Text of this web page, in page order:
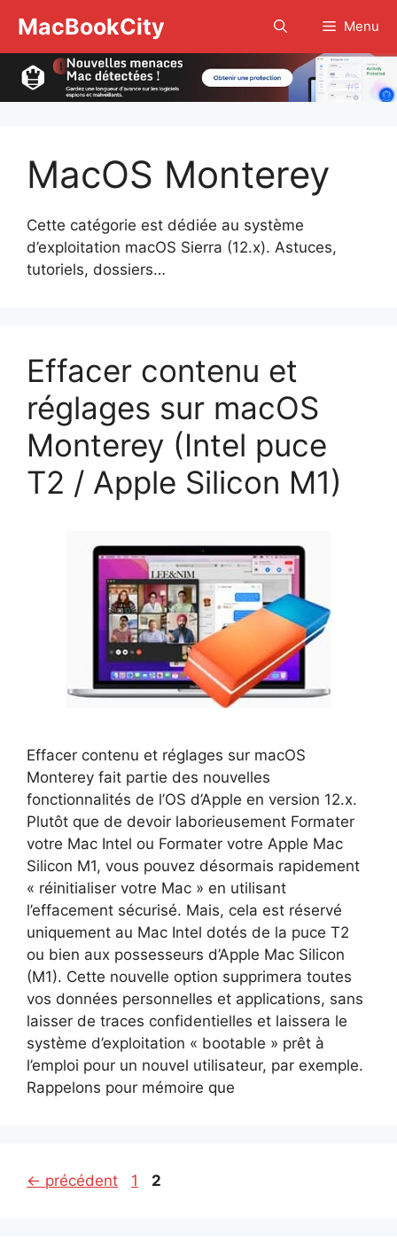
contenu
MacBookCity Menu
MacOS Monterey
Cette catégorie est dédiée au système
d’exploitation macOS Sierra (12.x). Astuces,
tutoriels, dossiers…
Effacer contenu et
réglages sur macOS
Monterey (Intel puce
T2 / Apple Silicon M1)
Effacer contenu et réglages sur macOS
Monterey fait partie des nouvelles
fonctionnalités de l’OS d’Apple en version 12.x.
Plutôt que de devoir laborieusement Formater
votre Mac Intel ou Formater votre Apple Mac
Silicon M1, vous pouvez désormais rapidement
« réinitialiser votre Mac » en utilisant
l’effacement sécurisé. Mais, cela est réservé
uniquement au Mac Intel dotés de la puce T2
ou bien aux possesseurs d’Apple Mac Silicon
(M1). Cette nouvelle option supprimera toutes
vos données personnelles et applications, sans
laisser de traces confidentielles et laissera le
système d’exploitation « bootable » prêt à
l’emploi pour un nouvel utilisateur, par exemple.
Rappelons pour mémoire que
← précédent Page
1 Page
2